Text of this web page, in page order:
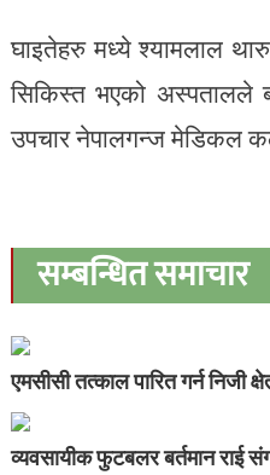
घाइतेहरु मध्ये श्यामलाल
सिकिस्त भएको अस्पतालले
उपचार नेपालगन्ज मेडिकल
सम्बन्धित समाचार
एमसीसी तत्काल पारित गर्न
व्यवसायीक फुटबलर बर्तमान राई